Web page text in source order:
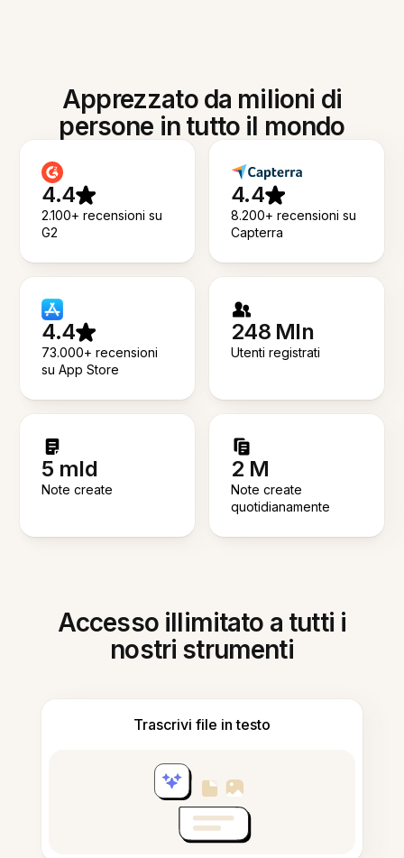
Apprezzato da milioni di
persone in tutto il mondo
4.4
2.100+ recensioni su
G2
4.4
8.200+ recensioni su
Capterra
4.4
73.000+ recensioni
su App Store
248 Mln
Utenti registrati
5 mld
Note create
2 M
Note create
quotidianamente
Accesso illimitato a tutti i
nostri strumenti
Trascrivi file in testo